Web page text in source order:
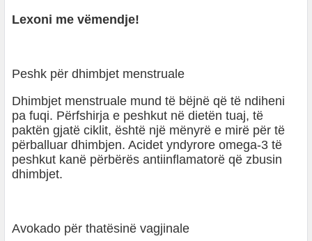
Lexoni me vëmendje!
Peshk për dhimbjet menstruale
Dhimbjet menstruale mund të bëjnë që të ndiheni
pa fuqi. Përfshirja e peshkut në dietën tuaj, të
paktën gjatë ciklit, është një mënyrë e mirë për të
përballuar dhimbjen. Acidet yndyrore omega-3 të
peshkut kanë përbërës antiinflamatorë që zbusin
dhimbjet.
Avokado për thatësinë vagjinale